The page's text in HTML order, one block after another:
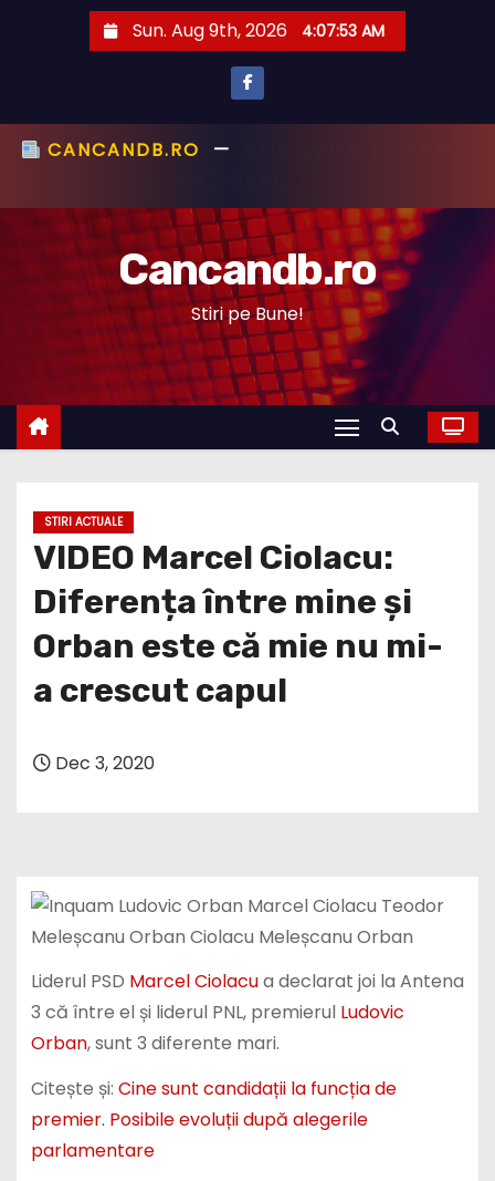
Sun. Aug 9th, 2026 4:07:54 AM
CANCANDB.RO—
Cancandb.ro
Stiri pe Bune!
VIDEO Marcel Ciolacu:
Diferența între mine și
Orban este că mie nu mi-
a crescut capul
Liderul PSD Marcel Ciolacu a declarat joi la Antena
3 că între el și liderul PNL, premierulLudovic
Orban, sunt 3 diferente mari.
Citește și:Cine sunt candidații la funcția de
premier. Posibile evoluții după alegerile
parlamentare
„Si eu si Ludovic Orban am imbatranit de 30 de ani